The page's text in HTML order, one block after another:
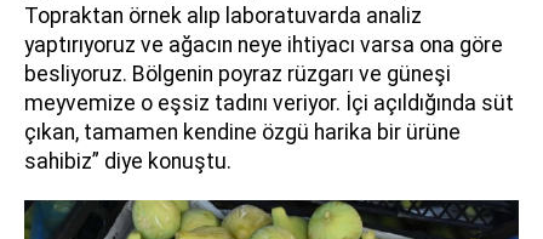
Topraktan örnek alıp laboratuvarda analiz
yaptırıyoruz ve ağacın neye ihtiyacı varsa ona göre
besliyoruz. Bölgenin poyraz rüzgarı ve güneşi
meyvemize o eşsiz tadını veriyor. İçi açıldığında süt
çıkan, tamamen kendine özgü harika bir ürüne
sahibiz” diye konuştu.